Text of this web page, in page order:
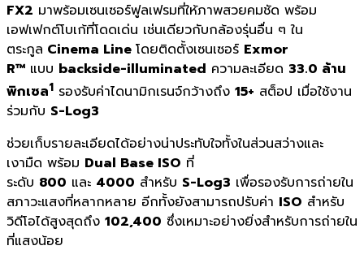
FX2 มาพร้อมเซนเซอร์ฟูลเฟรมที่ให้ภาพสวยคมชัด พร้อม
เอฟเฟกต์โบเก้ที่โดดเด่น เช่นเดียวกับกล้องรุ่นอื่น ๆ ใน
ตระกูล Cinema Line โดยติดตั้งเซนเซอร์ Exmor
R™ แบบ backside-illuminated ความละเอียด 33.0 ล้าน
พิกเซล1 รองรับค่าไดนามิกเรนจ์กว้างถึง 15+ สต็อป เมื่อใช้งาน
ร่วมกับ S-Log3
ช่วยเก็บรายละเอียดได้อย่างน่าประทับใจทั้งในส่วนสว่างและ
เงามืด พร้อม Dual Base ISO ที่
ระดับ 800 และ 4000 สำหรับ S-Log3 เพื่อรองรับการถ่ายใน
สภาวะแสงที่หลากหลาย อีกทั้งยังสามารถปรับค่า ISO สำหรับ
วิดีโอได้สูงสุดถึง 102,400 ซึ่งเหมาะอย่างยิ่งสำหรับการถ่ายใน
ที่แสงน้อย